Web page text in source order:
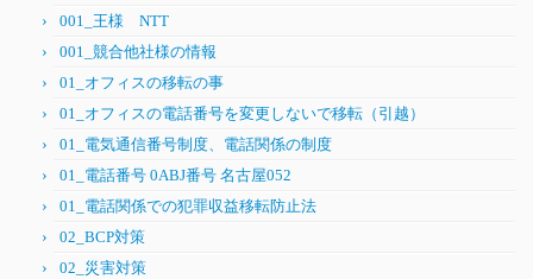
001_王様 NTT
001_競合他社様の情報
01_オフィスの移転の事
01_オフィスの電話番号を変更しないで移転（引越）
01_電気通信番号制度、電話関係の制度
01_電話番号 0ABJ番号 名古屋052
01_電話関係での犯罪収益移転防止法
02_BCP対策
02_災害対策